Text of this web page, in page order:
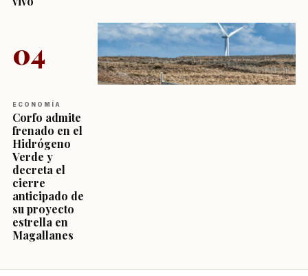
04
ECONOMÍA
Corfo admite
frenado en el
Hidrógeno
Verde y
decreta el
cierre
anticipado de
su proyecto
estrella en
Magallanes